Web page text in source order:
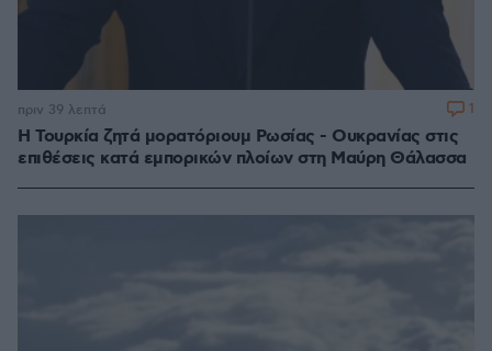
Η Τουρκία ζητά μορατόριουμ Ρωσίας - Ουκρανίας στις
επιθέσεις κατά εμπορικών πλοίων στη Μαύρη Θάλασσα
πριν 39 λεπτά 1